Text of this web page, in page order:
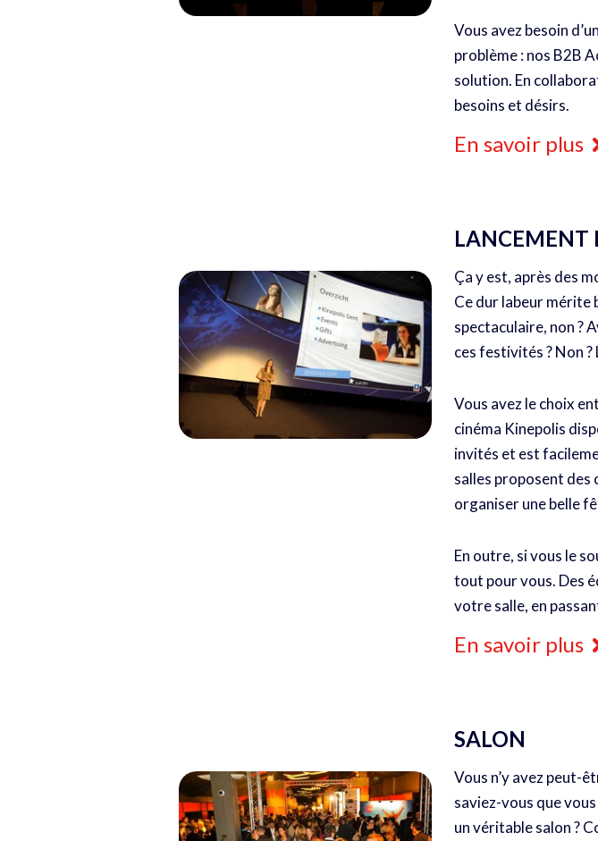
Vous avez besoin
problème : nos B2B
solution. En
besoins et désirs.
En savoir plus
LANCEMENT
Ça y est, après des
Ce dur labeur mérite
spectaculaire, non ?
ces festivités ? Non
Vous avez le choix
cinéma Kinepolis
invités et est
salles proposent des
organiser une belle
En outre, si vous le
tout pour vous. Des
votre salle, en
En savoir plus
SALON
Vous n’y avez peut-
saviez-vous que
un véritable salon ?